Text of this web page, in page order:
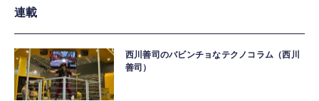
連載
西川善司のバビンチョなテクノコラム（西川
善司）